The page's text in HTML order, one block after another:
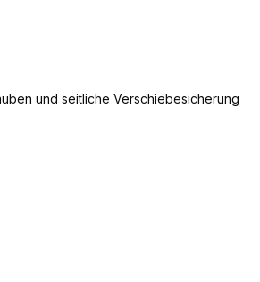
und seitliche Verschiebesicherung